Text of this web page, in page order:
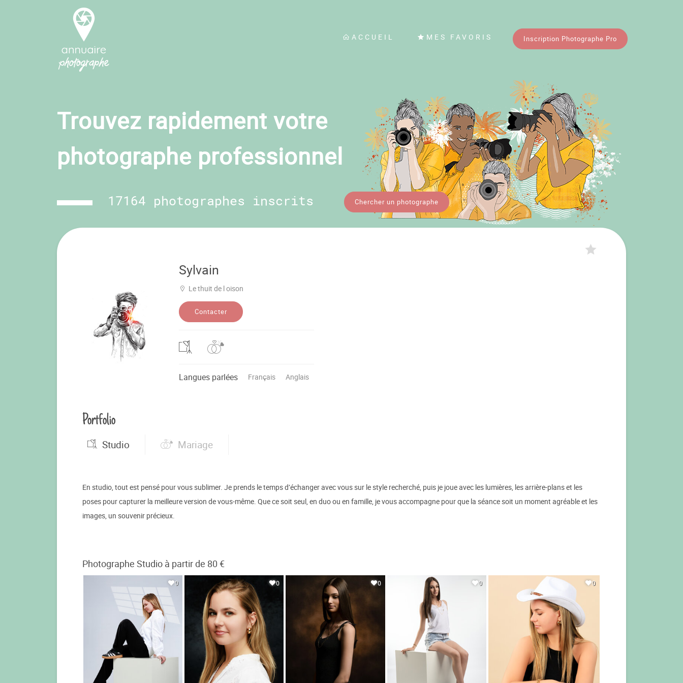
ACCUEIL MES FAVORIS Inscription Photographe Pro
Trouvez rapidement votre
photographe professionnel
17164 photographes inscrits Chercher un photographe
Sylvain
Le thuit de l oison
Contacter
Langues parlées Français Anglais
Portfolio
Studio Mariage
En studio, tout est pensé pour vous sublimer. Je prends le temps d’échanger avec vous sur le style recherché, puis je joue avec les lumières, les arrière-plans et les
poses pour capturer la meilleure version de vous-même. Que ce soit seul, en duo ou en famille, je vous accompagne pour que la séance soit un moment agréable et les
images, un souvenir précieux.
Photographe Studio à partir de 80 €
0 0 0 0 0